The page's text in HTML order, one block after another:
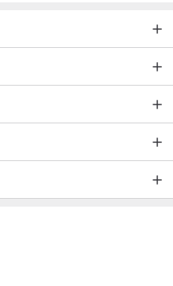
日期 / 時段 (請給予至少二小時
行下單 ( 歡迎自行叫件) ; 取件時